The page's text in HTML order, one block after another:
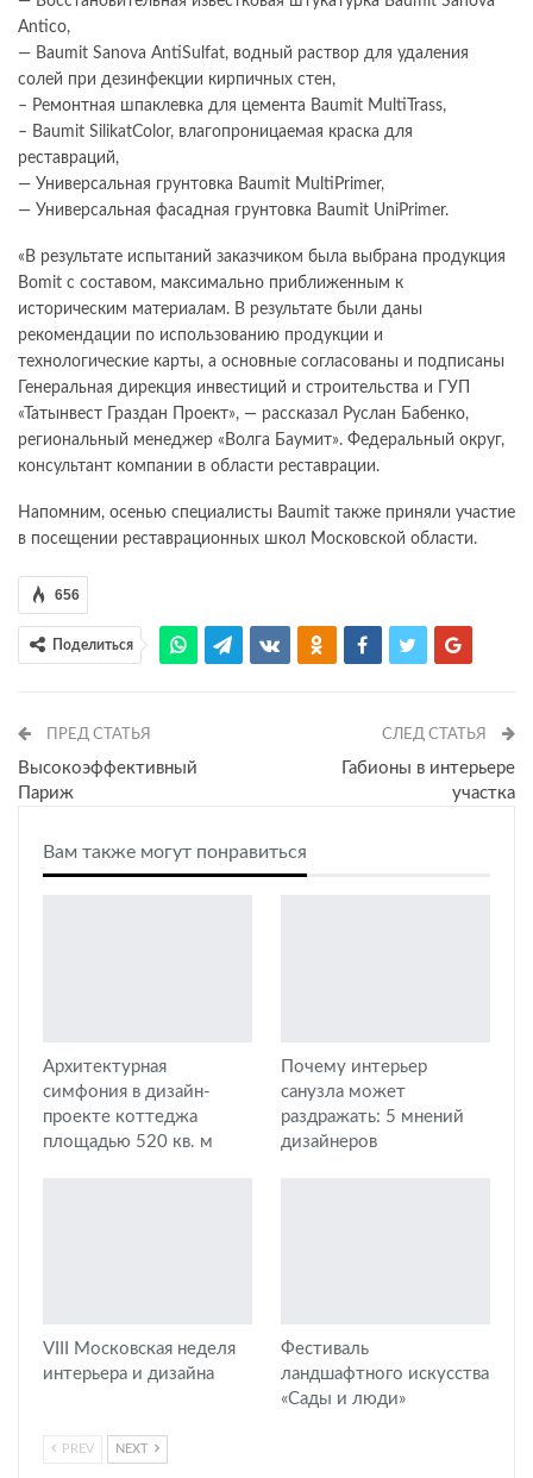
Antico,
— Baumit Sanova AntiSulfat, водный раствор для удаления
солей при дезинфекции кирпичных стен,
– Ремонтная шпаклевка для цемента Baumit MultiTrass,
– Baumit SilikatColor, влагопроницаемая краска для
реставраций,
— Универсальная грунтовка Baumit MultiPrimer,
— Универсальная фасадная грунтовка Baumit UniPrimer.
«В результате испытаний заказчиком была выбрана продукция
Bomit с составом, максимально приближенным к
историческим материалам. В результате были даны
рекомендации по использованию продукции и
технологические карты, а основные согласованы и подписаны
Генеральная дирекция инвестиций и строительства и ГУП
«Татынвест Граздан Проект», — рассказал Руслан Бабенко,
региональный менеджер «Волга Баумит». Федеральный округ,
консультант компании в области реставрации.
Напомним, осенью специалисты Baumit также приняли участие
в посещении реставрационных школ Московской области.
656
Поделиться
ПРЕД СТАТЬЯ
Высокоэффективный
Париж
СЛЕД СТАТЬЯ
Габионы в интерьере
участка
Вам также могут понравиться
Архитектурная
симфония в дизайн-
проекте коттеджа
площадью 520 кв. м
Почему интерьер
санузла может
раздражать: 5 мнений
дизайнеров
VIII Московская неделя
интерьера и дизайна
Фестиваль
ландшафтного искусства
«Сады и люди»
PREV NEXT